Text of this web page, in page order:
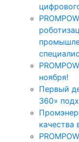
ноября!
Первый
360»
качества